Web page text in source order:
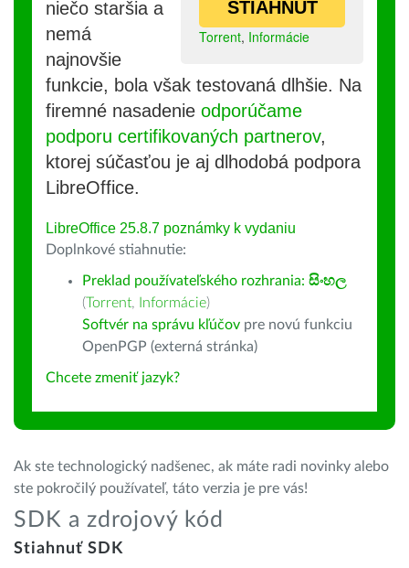
STIAHNUŤ
Torrent, Informácie
niečo staršia a
nemá
najnovšie
funkcie, bola však testovaná dlhšie. Na
firemné nasadenie odporúčame
podporu certifikovaných partnerov,
ktorej súčasťou je aj dlhodobá podpora
LibreOffice.
LibreOffice 25.8.7 poznámky k vydaniu
Doplnkové stiahnutie:
Preklad používateľského rozhrania: සිංහල
(Torrent, Informácie)
Softvér na správu kľúčov pre novú funkciu
OpenPGP (externá stránka)
Chcete zmeniť jazyk?
Ak ste technologický nadšenec, ak máte radi novinky alebo
ste pokročilý používateľ, táto verzia je pre vás!
SDK a zdrojový kód
Stiahnuť SDK